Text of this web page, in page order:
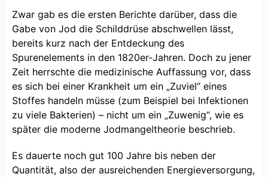
Zwar gab es die ersten Berichte darüber, dass die
Gabe von Jod die Schilddrüse abschwellen lässt,
bereits kurz nach der Entdeckung des
Spurenelements in den 1820er-Jahren. Doch zu jener
Zeit herrschte die medizinische Auffassung vor, dass
es sich bei einer Krankheit um ein „Zuviel“ eines
Stoffes handeln müsse (zum Beispiel bei Infektionen
zu viele Bakterien) – nicht um ein „Zuwenig“, wie es
später die moderne Jodmangeltheorie beschrieb.
Es dauerte noch gut 100 Jahre bis neben der
Quantität, also der ausreichenden Energieversorgung,